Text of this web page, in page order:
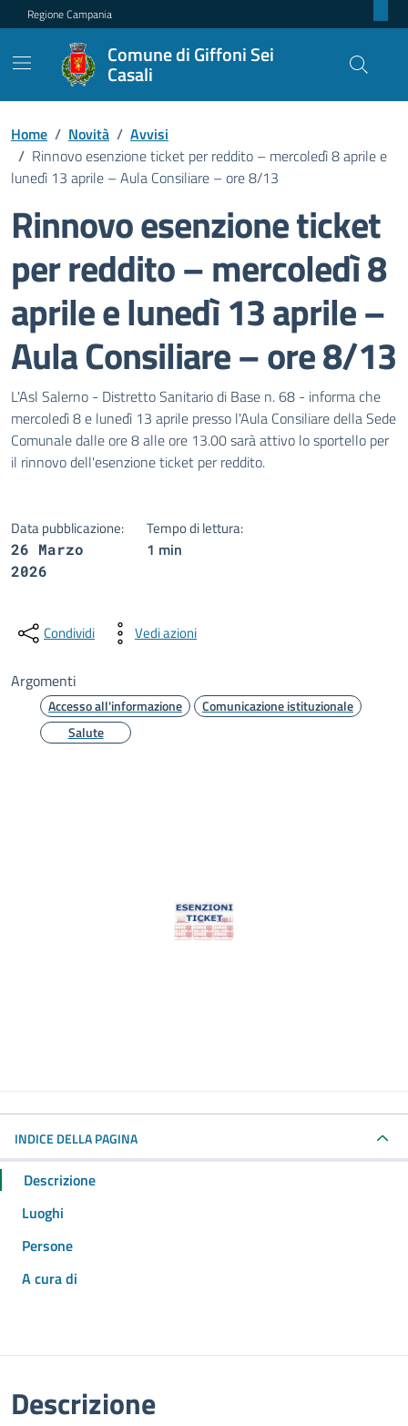
Regione Campania
Comune di Giffoni Sei
Casali
Home / Novità / Avvisi
/ Rinnovo esenzione ticket per reddito – mercoledì 8 aprile e
lunedì 13 aprile – Aula Consiliare – ore 8/13
Rinnovo esenzione ticket
per reddito – mercoledì 8
aprile e lunedì 13 aprile –
Aula Consiliare – ore 8/13
Dettagli della notizia
L'Asl Salerno - Distretto Sanitario di Base n. 68 - informa che
mercoledì 8 e lunedì 13 aprile presso l'Aula Consiliare della Sede
Comunale dalle ore 8 alle ore 13.00 sarà attivo lo sportello per
il rinnovo dell'esenzione ticket per reddito.
Data pubblicazione:
26 Marzo
2026
Tempo di lettura:
1 min
Condividi Vedi azioni
Argomenti
Accesso all'informazione
Comunicazione istituzionale
Salute
INDICE DELLA PAGINA
Descrizione
Luoghi
Persone
A cura di
Descrizione